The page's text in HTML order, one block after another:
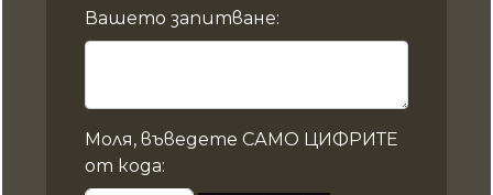
Вашето запитване:
Моля, въведете САМО ЦИФРИТЕ
от кода: